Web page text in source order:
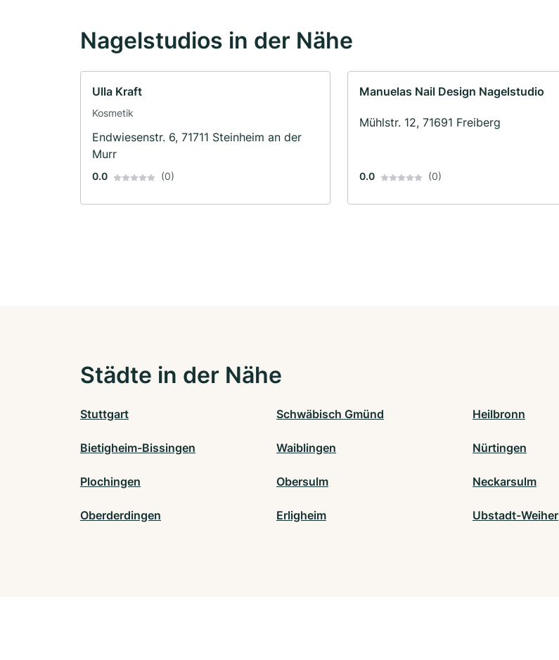
Nagelstudios in der Nähe
Ulla Kraft
Kosmetik
Endwiesenstr. 6, 71711 Steinheim an der
Murr
0.0 (0)
Manuelas Nail Design Nagelstudio
Mühlstr. 12, 71691 Freiberg
0.0 (0)
Städte in der Nähe
Stuttgart Schwäbisch Gmünd Heilbronn
Bietigheim-Bissingen Waiblingen Nürtingen
Plochingen Obersulm Neckarsulm
Oberderdingen Erligheim Ubstadt-Weiher